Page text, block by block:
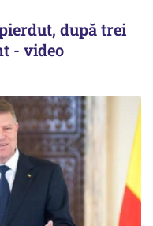
după trei
- video